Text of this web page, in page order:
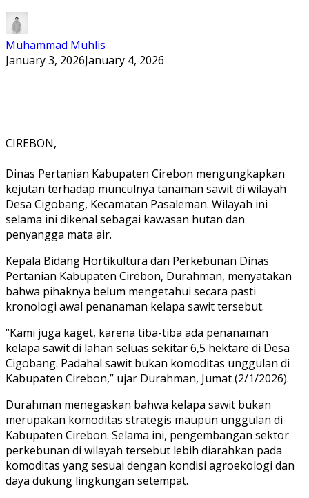
Muhammad Muhlis
January 3, 2026January 4, 2026
CIREBON,
Dinas Pertanian Kabupaten Cirebon mengungkapkan
kejutan terhadap munculnya tanaman sawit di wilayah
Desa Cigobang, Kecamatan Pasaleman. Wilayah ini
selama ini dikenal sebagai kawasan hutan dan
penyangga mata air.
Kepala Bidang Hortikultura dan Perkebunan Dinas
Pertanian Kabupaten Cirebon, Durahman, menyatakan
bahwa pihaknya belum mengetahui secara pasti
kronologi awal penanaman kelapa sawit tersebut.
“Kami juga kaget, karena tiba-tiba ada penanaman
kelapa sawit di lahan seluas sekitar 6,5 hektare di Desa
Cigobang. Padahal sawit bukan komoditas unggulan di
Kabupaten Cirebon,” ujar Durahman, Jumat (2/1/2026).
Durahman menegaskan bahwa kelapa sawit bukan
merupakan komoditas strategis maupun unggulan di
Kabupaten Cirebon. Selama ini, pengembangan sektor
perkebunan di wilayah tersebut lebih diarahkan pada
komoditas yang sesuai dengan kondisi agroekologi dan
daya dukung lingkungan setempat.